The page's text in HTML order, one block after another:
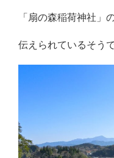
「扇の森稲荷神社」
伝えられているそうで